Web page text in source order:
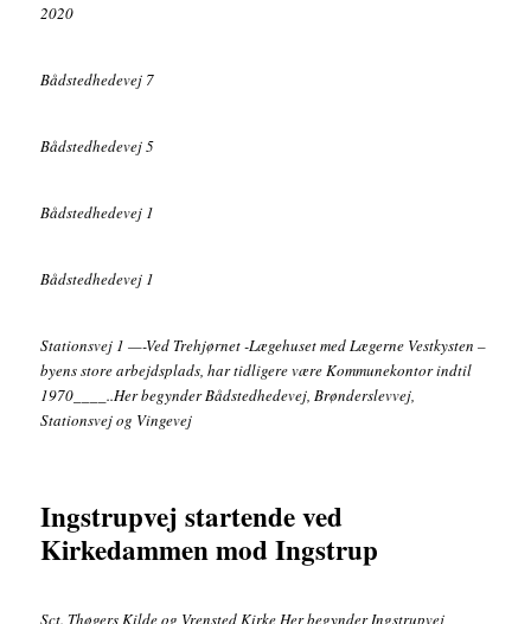
2020
Bådstedhedevej 7
Bådstedhedevej 5
Bådstedhedevej 1
Bådstedhedevej 1
Stationsvej 1 —-Ved Trehjørnet -Lægehuset med Lægerne Vestkysten –
byens store arbejdsplads, har tidligere være Kommunekontor indtil
1970____..Her begynder Bådstedhedevej, Brønderslevvej,
Stationsvej og Vingevej
Ingstrupvej startende ved
Kirkedammen mod Ingstrup
Sct. Thøgers Kilde og Vrensted Kirke Her begynder Ingstrupvej